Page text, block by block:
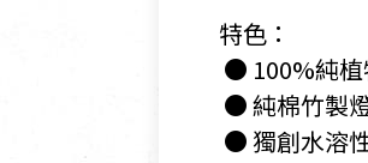
​特色：
● 100%純植
● 純棉竹製
● 獨創水溶